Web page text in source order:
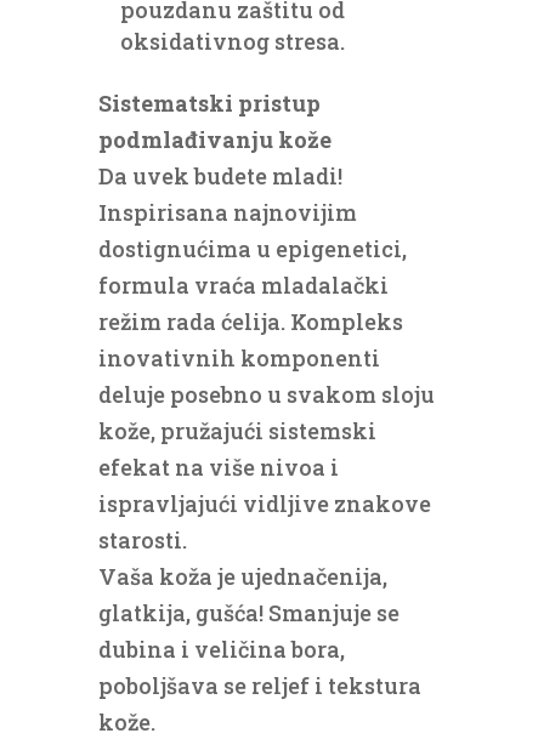
pouzdanu zaštitu od
oksidativnog stresa.
Sistematski pristup
podmlađivanju kože
Da uvek budete mladi!
Inspirisana najnovijim
dostignućima u epigenetici,
formula vraća mladalački
režim rada ćelija. Kompleks
inovativnih komponenti
deluje posebno u svakom sloju
kože, pružajući sistemski
efekat na više nivoa i
ispravljajući vidljive znakove
starosti.
Vaša koža je ujednačenija,
glatkija, gušća! Smanjuje se
dubina i veličina bora,
poboljšava se reljef i tekstura
kože.